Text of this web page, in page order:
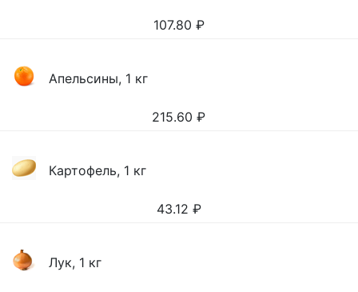
107.80 ₽
Апельсины, 1 кг
215.60 ₽
Картофель, 1 кг
43.12 ₽
Лук, 1 кг